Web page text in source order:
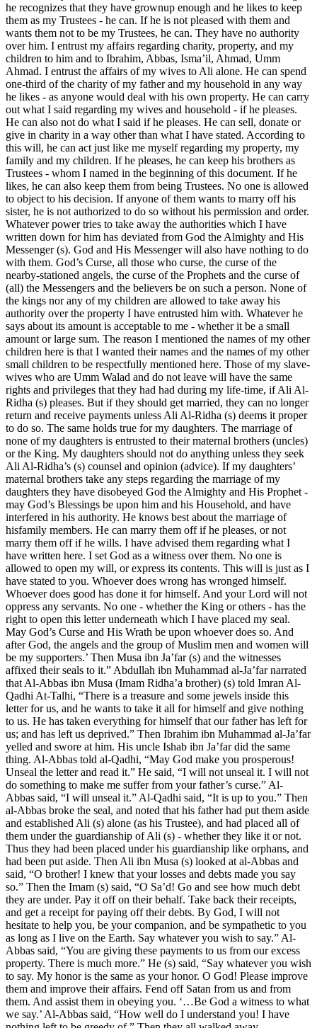
he recognizes that they have grownup enough and he likes to keep
them as my Trustees - he can. If he is not pleased with them and
wants them not to be my Trustees, he can. They have no authority
over him. I entrust my affairs regarding charity, property, and my
children to him and to Ibrahim, Abbas, Isma’il, Ahmad, Umm
Ahmad. I entrust the affairs of my wives to Ali alone. He can spend
one-third of the charity of my father and my household in any way
he likes - as anyone would deal with his own property. He can carry
out what I said regarding my wives and household - if he pleases.
He can also not do what I said if he pleases. He can sell, donate or
give in charity in a way other than what I have stated. According to
this will, he can act just like me myself regarding my property, my
family and my children. If he pleases, he can keep his brothers as
Trustees - whom I named in the beginning of this document. If he
likes, he can also keep them from being Trustees. No one is allowed
to object to his decision. If anyone of them wants to marry off his
sister, he is not authorized to do so without his permission and order.
Whatever power tries to take away the authorities which I have
written down for him has deviated from God the Almighty and His
Messenger (s). God and His Messenger will also have nothing to do
with them. God’s Curse, all those who curse, the curse of the
nearby-stationed angels, the curse of the Prophets and the curse of
(all) the Messengers and the believers be on such a person. None of
the kings nor any of my children are allowed to take away his
authority over the property I have entrusted him with. Whatever he
says about its amount is acceptable to me - whether it be a small
amount or large sum. The reason I mentioned the names of my other
children here is that I wanted their names and the names of my other
small children to be respectfully mentioned here. Those of my slave-
wives who are Umm Walad and do not leave will have the same
rights and privileges that they had had during my life-time, if Ali Al-
Ridha (s) pleases. But if they should get married, they can no longer
return and receive payments unless Ali Al-Ridha (s) deems it proper
to do so. The same holds true for my daughters. The marriage of
none of my daughters is entrusted to their maternal brothers (uncles)
or the King. My daughters should not do anything unless they seek
Ali Al-Ridha’s (s) counsel and opinion (advice). If my daughters’
maternal brothers take any steps regarding the marriage of my
daughters they have disobeyed God the Almighty and His Prophet -
may God’s Blessings be upon him and his Household, and have
interfered in his authority. He knows best about the marriage of
hisfamily members. He can marry them off if he pleases, or not
marry them off if he wills. I have advised them regarding what I
have written here. I set God as a witness over them. No one is
allowed to open my will, or express its contents. This will is just as I
have stated to you. Whoever does wrong has wronged himself.
Whoever does good has done it for himself. And your Lord will not
oppress any servants. No one - whether the King or others - has the
right to open this letter underneath which I have placed my seal.
May God’s Curse and His Wrath be upon whoever does so. And
after God, the angels and the group of Muslim men and women will
be my supporters.’ Then Musa ibn Ja’far (s) and the witnesses
affixed their seals to it.” Abdullah ibn Muhammad al-Ja’far narrated
that Al-Abbas ibn Musa (Imam Ridha’a brother) (s) told Imran Al-
Qadhi At-Talhi, “There is a treasure and some jewels inside this
letter for us, and he wants to take it all for himself and give nothing
to us. He has taken everything for himself that our father has left for
us; and has left us deprived.” Then Ibrahim ibn Muhammad al-Ja’far
yelled and swore at him. His uncle Ishab ibn Ja’far did the same
thing. Al-Abbas told al-Qadhi, “May God make you prosperous!
Unseal the letter and read it.” He said, “I will not unseal it. I will not
do something to make me suffer from your father’s curse.” Al-
Abbas said, “I will unseal it.” Al-Qadhi said, “It is up to you.” Then
al-Abbas broke the seal, and noted that his father had put them aside
and established Ali (s) alone (as his Trustee), and had placed all of
them under the guardianship of Ali (s) - whether they like it or not.
Thus they had been placed under his guardianship like orphans, and
had been put aside. Then Ali ibn Musa (s) looked at al-Abbas and
said, “O brother! I knew that your losses and debts made you say
so.” Then the Imam (s) said, “O Sa’d! Go and see how much debt
they are under. Pay it off on their behalf. Take back their receipts,
and get a receipt for paying off their debts. By God, I will not
hesitate to help you, be your companion, and be sympathetic to you
as long as I live on the Earth. Say whatever you wish to say.” Al-
Abbas said, “You are giving these payments to us from our excess
property. There is much more.” He (s) said, “Say whatever you wish
to say. My honor is the same as your honor. O God! Please improve
them and improve their affairs. Fend off Satan from us and from
them. And assist them in obeying you. ‘…Be God a witness to what
we say.’ Al-Abbas said, “How well do I understand you! I have